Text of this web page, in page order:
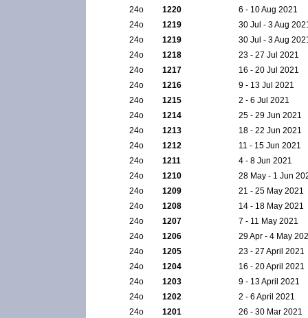
24ο
1220
6 - 10 Aug 2021
24ο
1219
30 Jul - 3 Aug
24ο
1219
30 Jul - 3 Aug
24ο
1218
23 - 27 Jul 2021
24ο
1217
16 - 20 Jul 2021
24ο
1216
9 - 13 Jul 2021
24ο
1215
2 - 6 Jul 2021
24ο
1214
25 - 29 Jun 2021
24ο
1213
18 - 22 Jun 2021
24ο
1212
11 - 15 Jun 2021
24ο
1211
4 - 8 Jun 2021
24ο
1210
28 May - 1 Jun
24ο
1209
21 - 25 May 2021
24ο
1208
14 - 18 May 2021
24ο
1207
7 - 11 May 2021
24ο
1206
29 Apr - 4 May
24ο
1205
23 - 27 April 2021
24ο
1204
16 - 20 April 2021
24ο
1203
9 - 13 April 2021
24ο
1202
2 - 6 April 2021
24ο
1201
26 - 30 Mar 2021